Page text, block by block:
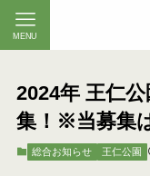
MENU
2024年 王仁
集！※当募集
総合お知らせ 王仁公園